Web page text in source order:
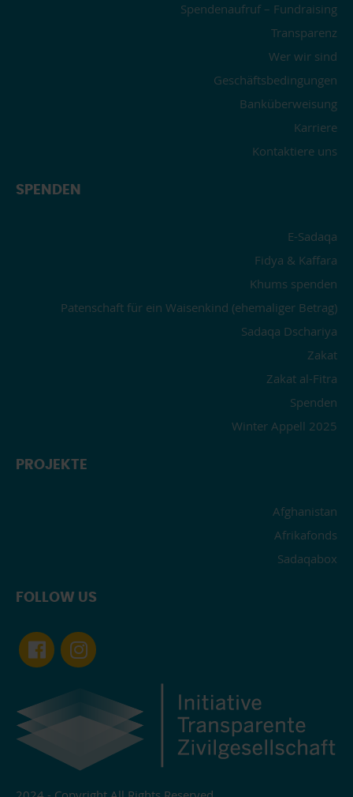
Spendenaufruf – Fundraising
Transparenz
Wer wir sind
Geschäftsbedingungen
Banküberweisung
Karriere
Kontaktiere uns
SPENDEN
E-Sadaqa
Fidya & Kaffara
Khums spenden
Patenschaft für ein Waisenkind (ehemaliger Betrag)
Sadaqa Dschariya
Zakat
Zakat al-Fitra
Spenden
Winter Appell 2025
PROJEKTE
Afghanistan
Afrikafonds
Sadaqabox
FOLLOW US